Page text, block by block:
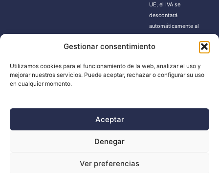
Gestionar consentimiento
Utilizamos cookies para el funcionamiento de la web, analizar el uso y
mejorar nuestros servicios. Puede aceptar, rechazar o configurar su uso
en cualquier momento.
Aceptar
Denegar
Ver preferencias
UE, el IVA se
descontará
automáticamente al
Estos pedidos pueden
de importación según
la normativa de cada